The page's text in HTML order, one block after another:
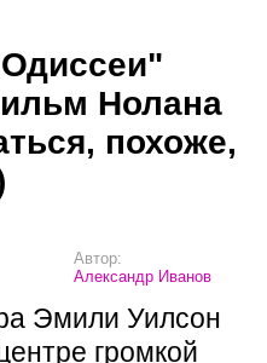
Нолана
похоже,
Автор:
Александр Иванов
Эмили Уилсон
громкой